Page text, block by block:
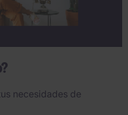
necesidades de